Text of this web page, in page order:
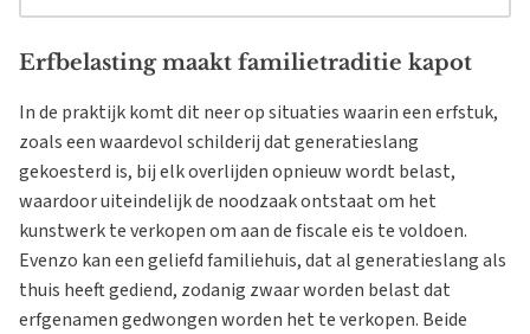
Erfbelasting maakt familietraditie kapot
In de praktijk komt dit neer op situaties waarin een erfstuk,
zoals een waardevol schilderij dat generatieslang
gekoesterd is, bij elk overlijden opnieuw wordt belast,
waardoor uiteindelijk de noodzaak ontstaat om het
kunstwerk te verkopen om aan de fiscale eis te voldoen.
Evenzo kan een geliefd familiehuis, dat al generatieslang als
thuis heeft gediend, zodanig zwaar worden belast dat
erfgenamen gedwongen worden het te verkopen. Beide